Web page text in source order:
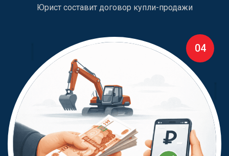
Юрист составит договор купли-продажи
04